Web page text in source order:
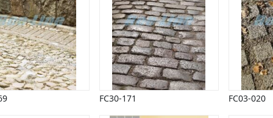
FC30-171 FC03-020